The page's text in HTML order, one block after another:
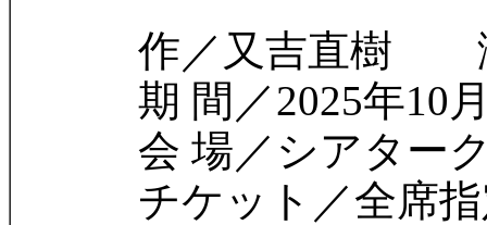
作／又吉直樹 演
期 間／2025年10月7
会 場／シアターク
チケット／全席指定